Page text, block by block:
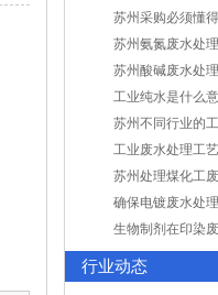
行业动态